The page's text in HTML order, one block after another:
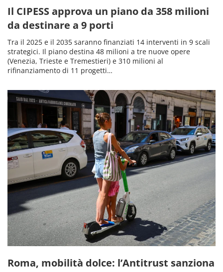
Il CIPESS approva un piano da 358 milioni
da destinare a 9 porti
Tra il 2025 e il 2035 saranno finanziati 14 interventi in 9 scali
strategici. Il piano destina 48 milioni a tre nuove opere
(Venezia, Trieste e Tremestieri) e 310 milioni al
rifinanziamento di 11 progetti…
Roma, mobilità dolce: l’Antitrust sanziona